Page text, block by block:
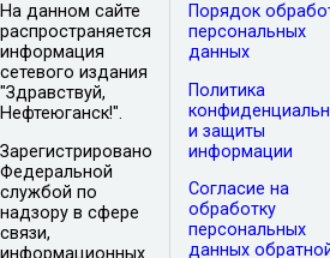
На данном сайте
распространяется
информация
сетевого издания
"Здравствуй,
Нефтеюганск!".
Зарегистрировано
Федеральной
службой по
надзору в сфере
связи,
информационных
Порядок
персональных
данных
Политика
и защиты
информации
Согласие на
обработку
персональных
данных